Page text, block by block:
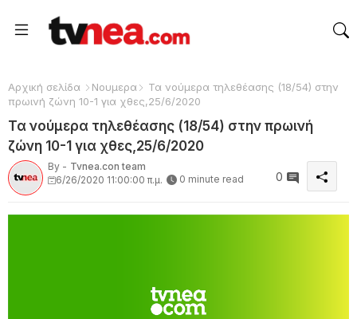
Αρχική σελίδα Νουμερα
Τα νούμερα τηλεθέασης (18/54) στην
πρωινή ζώνη 10-1 για χθες,25/6/2020
Τα νούμερα τηλεθέασης (18/54) στην πρωινή
ζώνη 10-1 για χθες,25/6/2020
By - Tvnea.con team
6/26/2020 11:00:00 π.μ.
0 minute read 0